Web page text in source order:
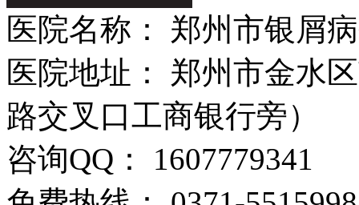
医院名称： 郑州市银屑
医院地址： 郑州市金水
路交叉口工商银行旁）
咨询QQ： 1607779341